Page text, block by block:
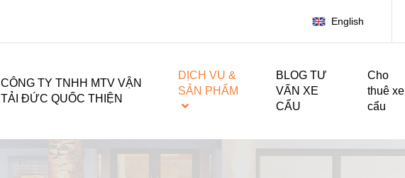
English
CÔNG TY TNHH MTV VẬN
TẢI ĐỨC QUỐC THIỆN
DỊCH VỤ &
SẢN PHẨM
BLOG TƯ
VẤN XE
CẨU
Cho
thuê xe
cẩu